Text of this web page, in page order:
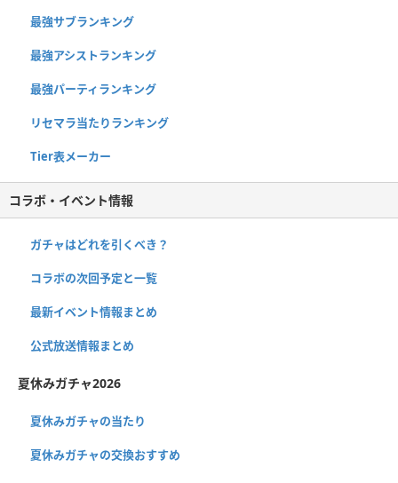
最強サブランキング
最強アシストランキング
最強パーティランキング
リセマラ当たりランキング
Tier表メーカー
コラボ・イベント情報
ガチャはどれを引くべき？
コラボの次回予定と一覧
最新イベント情報まとめ
公式放送情報まとめ
夏休みガチャ2026
夏休みガチャの当たり
夏休みガチャの交換おすすめ